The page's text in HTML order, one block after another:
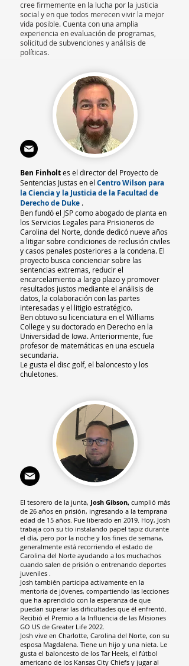
cree firmemente en la lucha por la justicia
social y en que todos merecen vivir la mejor
vida posible. Cuenta con una amplia
experiencia en evaluación de programas,
solicitud de subvenciones y análisis de
políticas.
Ben Finholtes el director del Proyecto de
Sentencias Justas en el Centro Wilson para
la Ciencia y la Justicia de la Facultad de
Derecho de Duke .
Ben fundó el JSP como abogado de planta en
los Servicios Legales para Prisioneros de
Carolina del Norte, donde dedicó nueve años
a litigar sobre condiciones de reclusión civiles
y casos penales posteriores a la condena. El
proyecto busca concienciar sobre las
sentencias extremas, reducir el
encarcelamiento a largo plazo y promover
resultados justos mediante el análisis de
datos, la colaboración con las partes
interesadas y el litigio estratégico.
Ben obtuvo su licenciatura en el Williams
College y su doctorado en Derecho en la
Universidad de Iowa. Anteriormente, fue
profesor de matemáticas en una escuela
secundaria.
Le gusta el disc golf, el baloncesto y los
chuletones.
El tesorero de la junta, Josh Gibson, cumplió más
de 26 años en prisión, ingresando a la temprana
edad de 15 años. Fue liberado en 2019. Hoy, Josh
trabaja con su tío instalando papel tapiz durante
el día, pero por la noche y los fines de semana,
generalmente está recorriendo el estado de
Carolina del Norte ayudando a los muchachos
cuando salen de prisión o entrenando deportes
juveniles .
Josh también participa activamente en la
mentoría de jóvenes, compartiendo las lecciones
que ha aprendido con la esperanza de que
puedan superar las dificultades que él enfrentó.
Recibió el Premio a la Influencia de las Misiones
GO US de Greater Life 2022.
Josh vive en Charlotte, Carolina del Norte, con su
esposa Magdalena. Tiene un hijo y una nieta. Le
gusta el baloncesto de los Tar Heels, el fútbol
americano de los Kansas City Chiefs y jugar al